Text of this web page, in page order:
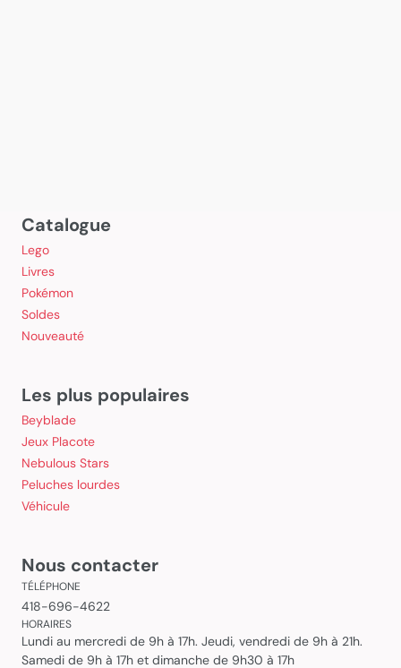
Catalogue
Lego
Livres
Pokémon
Soldes
Nouveauté
Les plus populaires
Beyblade
Jeux Placote
Nebulous Stars
Peluches lourdes
Véhicule
Nous contacter
TÉLÉPHONE
418-696-4622
HORAIRES
Lundi au mercredi de 9h à 17h. Jeudi, vendredi de 9h à 21h.
Samedi de 9h à 17h et dimanche de 9h30 à 17h